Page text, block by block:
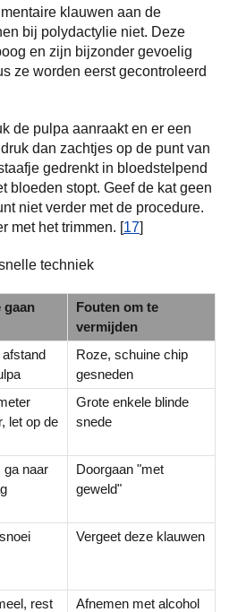
klauwen aan de
bij polydactylie niet. Deze
en zijn bijzonder gevoelig
ze worden eerst gecontroleerd
de pulpa aanraakt en er een
dan zachtjes op de punt van
gedrenkt in bloedstelpend
bloeden stopt. Geef de kat geen
niet verder met de procedure.
met het trimmen. [17]
techniek
gaan
Fouten om te
vermijden
Roze, schuine chip
gesneden
let op de
Grote enkele blinde
snede
ga naar
Doorgaan "met
geweld"
Vergeet deze klauwen
rest
Afnemen met alcohol